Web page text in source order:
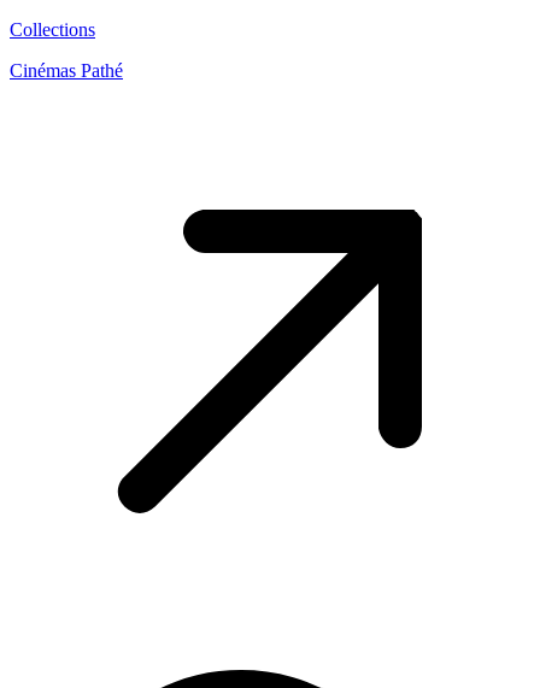
Collections
Cinémas Pathé